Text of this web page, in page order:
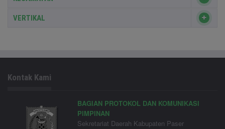
VERTIKAL
Kontak Kami
BAGIAN PROTOKOL DAN KOMUNIKASI
PIMPINAN
Sekretariat Daerah Kabupaten Paser